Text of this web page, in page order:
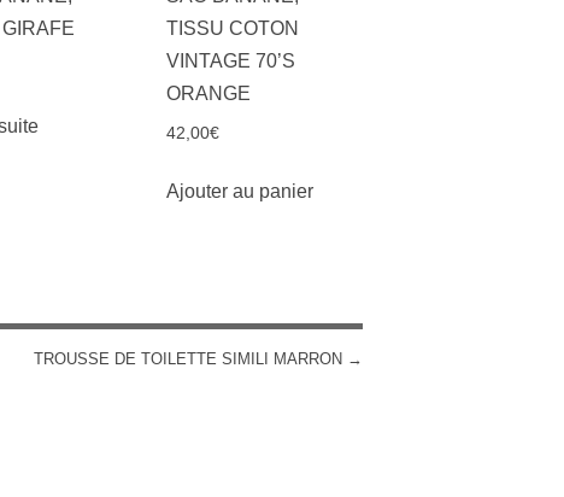
TISSU COTON
VINTAGE 70’S
ORANGE
42,00€
Ajouter au panier
TROUSSE DE TOILETTE SIMILI MARRON →